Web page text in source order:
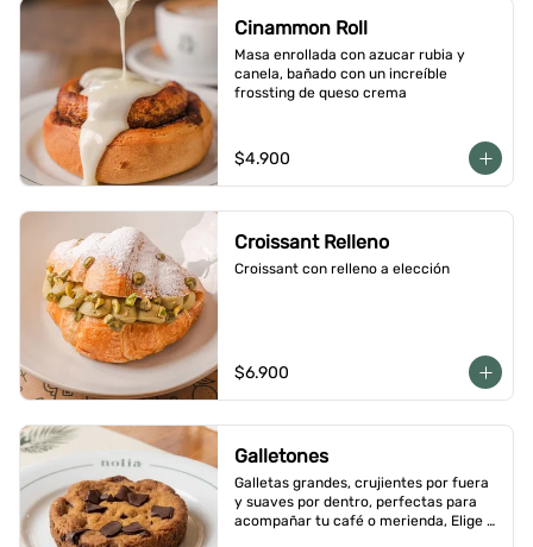
Cinammon Roll
Masa enrollada con azucar rubia y
canela, bañado con un increíble
frossting de queso crema
$4.900
Croissant Relleno
Croissant con relleno a elección
$6.900
Galletones
Galletas grandes, crujientes por fuera
y suaves por dentro, perfectas para
acompañar tu café o merienda, Elige